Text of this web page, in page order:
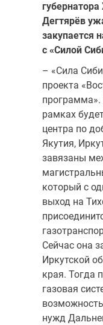
Дегтярёв
закупается
с «Силой
– «Сила
проекта
программа».
рамках
центра по
Якутия,
завязаны
который с
выход на
Сейчас она
Иркутской
края. Тогда
газовая
нужд